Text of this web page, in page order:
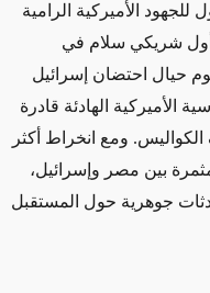
الأميركية الرامية
أول شريكي سلام في
حيال احتضان إسرائيل
الأميركية الهادئة قادرة
ومع انخراط أكثر
بين مصر وإسرائيل،
جوهرية حول المستقبل